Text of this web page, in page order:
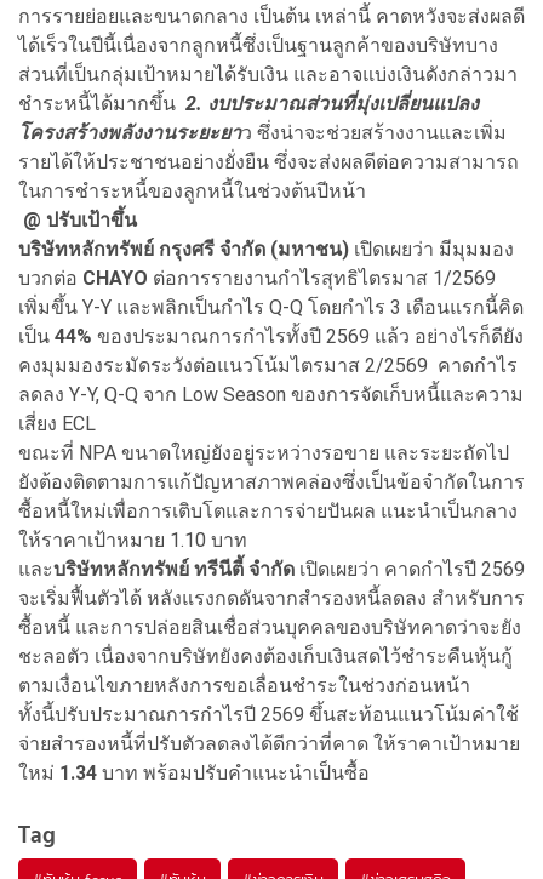
การรายย่อยและขนาดกลาง เป็นต้น เหล่านี้ คาดหวังจะส่งผลดี
ได้เร็วในปีนี้เนื่องจากลูกหนี้ซึ่งเป็นฐานลูกค้าของบริษัทบาง
ส่วนที่เป็นกลุ่มเป้าหมายได้รับเงิน และอาจแบ่งเงินดังกล่าวมา
ชำระหนี้ได้มากขึ้น 2. งบประมาณส่วนที่มุ่งเปลี่ยนแปลง
โครงสร้างพลังงานระยะยาว ซึ่งน่าจะช่วยสร้างงานและเพิ่ม
รายได้ให้ประชาชนอย่างยั่งยืน ซึ่งจะส่งผลดีต่อความสามารถ
ในการชำระหนี้ของลูกหนี้ในช่วงต้นปีหน้า
@ ปรับเป้าขึ้น
บริษัทหลักทรัพย์ กรุงศรี จำกัด (มหาชน) เปิดเผยว่า มีมุมมอง
บวกต่อ CHAYO ต่อการรายงานกำไรสุทธิไตรมาส 1/2569
เพิ่มขึ้น Y-Y และพลิกเป็นกำไร Q-Q โดยกำไร 3 เดือนแรกนี้คิด
เป็น 44% ของประมาณการกำไรทั้งปี 2569 แล้ว อย่างไรก็ดียัง
คงมุมมองระมัดระวังต่อแนวโน้มไตรมาส 2/2569 คาดกำไร
ลดลง Y-Y, Q-Q จาก Low Season ของการจัดเก็บหนี้และความ
เสี่ยง ECL
ขณะที่ NPA ขนาดใหญ่ยังอยู่ระหว่างรอขาย และระยะถัดไป
ยังต้องติดตามการแก้ปัญหาสภาพคล่องซึ่งเป็นข้อจำกัดในการ
ซื้อหนี้ใหม่เพื่อการเติบโตและการจ่ายปันผล แนะนำเป็นกลาง
ให้ราคาเป้าหมาย 1.10 บาท
และบริษัทหลักทรัพย์ ทรีนีตี้ จำกัด เปิดเผยว่า คาดกำไรปี 2569
จะเริ่มฟื้นตัวได้ หลังแรงกดดันจากสำรองหนี้ลดลง สำหรับการ
ซื้อหนี้ และการปล่อยสินเชื่อส่วนบุคคลของบริษัทคาดว่าจะยัง
ชะลอตัว เนื่องจากบริษัทยังคงต้องเก็บเงินสดไว้ชำระคืนหุ้นกู้
ตามเงื่อนไขภายหลังการขอเลื่อนชำระในช่วงก่อนหน้า
ทั้งนี้ปรับประมาณการกำไรปี 2569 ขึ้นสะท้อนแนวโน้มค่าใช้
จ่ายสำรองหนี้ที่ปรับตัวลดลงได้ดีกว่าที่คาด ให้ราคาเป้าหมาย
ใหม่ 1.34 บาท พร้อมปรับคำแนะนำเป็นซื้อ
Tag